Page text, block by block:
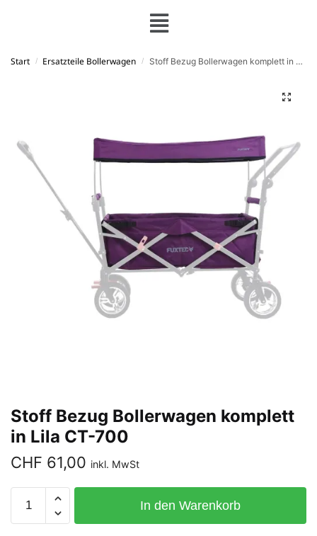
Start / Ersatzteile Bollerwagen / Stoff Bezug Bollerwagen komplett in Lila CT-700
Stoff Bezug Bollerwagen komplett
in Lila CT-700
CHF 61,00 inkl. MwSt
In den Warenkorb